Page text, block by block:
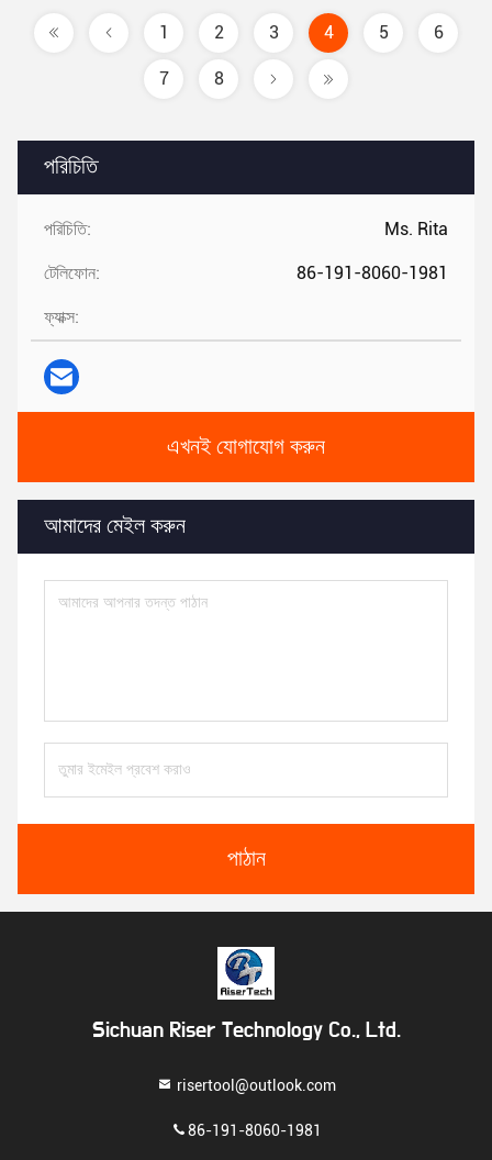
পরিচিতি
পরিচিতি: Ms. Rita
টেলিফোন: 86-191-8060-1981
ফ্যাক্স:
এখনই যোগাযোগ করুন
আমাদের মেইল ​​করুন
পাঠান
1 2 3 4 5 6
7 8
Sichuan Riser Technology Co., Ltd.
risertool@outlook.com
86-191-8060-1981